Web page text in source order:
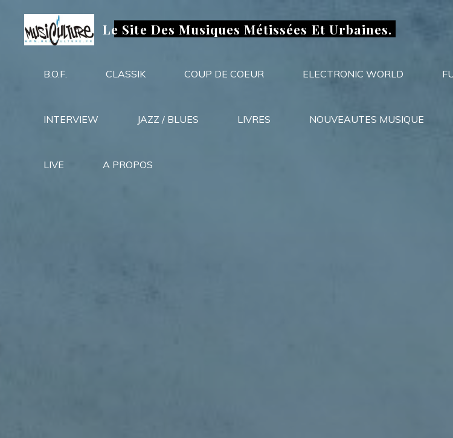
contenu
Le Site Des Musiques Métissées Et Urbaines.
B.O.F. CLASSIK COUP DE COEUR ELECTRONIC WORLD
INTERVIEW JAZZ / BLUES LIVRES NOUVEAUTES MUSIQUE
LIVE A PROPOS